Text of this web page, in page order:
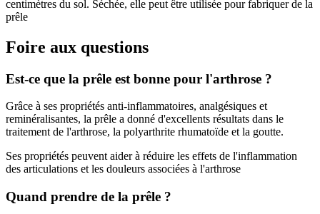
centimètres du sol. Séchée, elle peut être utilisée pour fabriquer de la
prêle
Foire aux questions
Est-ce que la prêle est bonne pour l'arthrose ?
Grâce à ses propriétés anti-inflammatoires, analgésiques et
reminéralisantes, la prêle a donné d'excellents résultats dans le
traitement de l'arthrose, la polyarthrite rhumatoïde et la goutte.
Ses propriétés peuvent aider à réduire les effets de l'inflammation
des articulations et les douleurs associées à l'arthrose
Quand prendre de la prêle ?